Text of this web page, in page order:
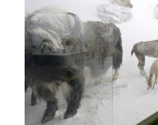
文化 书画
访谈 视频
法律 中央文件
食品